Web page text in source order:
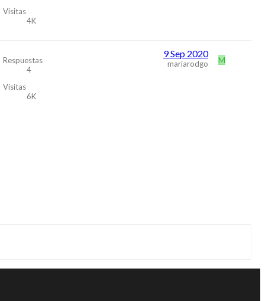
Visitas
4K
Respuestas
4
Visitas
6K
9 Sep 2020
mariarodgo M